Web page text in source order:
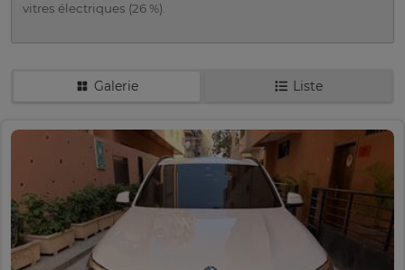
vitres électriques (26 %).
Galerie Liste